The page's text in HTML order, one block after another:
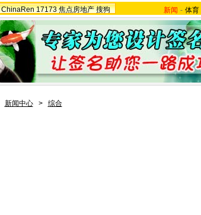
ChinaRen 17173 焦点房地产 搜狗 新闻 - 体育
新闻中心 > 综合